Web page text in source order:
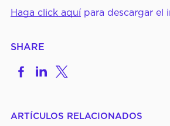
Haga click aquí para descargar el
SHARE
ShareShareShare
ARTÍCULOS RELACIONADOS